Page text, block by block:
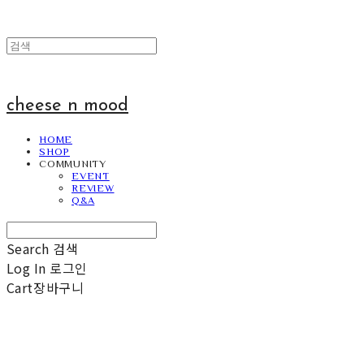
cheese n mood
HOME
SHOP
COMMUNITY
EVENT
REVIEW
Q&A
Search 검색
Log In 로그인
Cart장바구니